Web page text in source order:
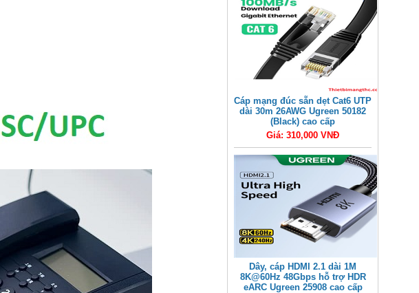
Cáp mạng đúc sẵn dẹt Cat6 UTP
dài 30m 26AWG Ugreen 50182
(Black) cao cấp
Giá: 310,000 VNĐ
Dây, cáp HDMI 2.1 dài 1M
8K@60Hz 48Gbps hỗ trợ HDR
eARC Ugreen 25908 cao cấp